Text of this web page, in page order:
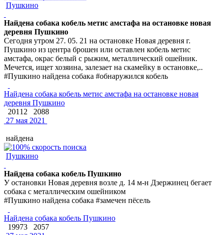
Пушкино
Найдена собака кобель метис амстафа на остановке новая
деревня Пушкино
Сегодня утром 27. 05. 21 на остановке Новая деревня г.
Пушкино из центра брошен или оставлен кобель метис
амстафа, окрас белый с рыжим, металлический ошейник.
Мечется, ищет хозяина, залезает на скамейку в остановке,..
#Пушкино найдена собака #обнаружился кобель
Найдена собака кобель метис амстафа на остановке новая
деревня Пушкино
20112
2088
27 мая 2021
найдена
Пушкино
Найдена собака кобель Пушкино
У остановки Новая деревня возле д. 14 м-н Дзержинец бегает
собака с металлическим ошейником
#Пушкино найдена собака #замечен пёсель
Найдена собака кобель Пушкино
19973
2057